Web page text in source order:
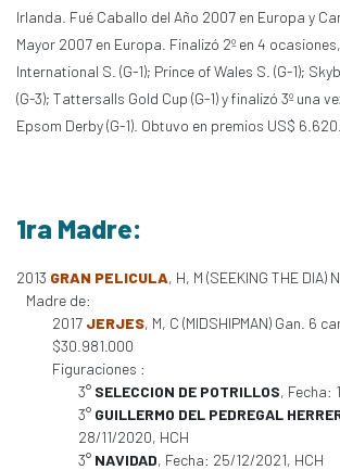
Irlanda. Fué Caballo del Año 2007 en Europa y
Mayor 2007 en Europa. Finalizó 2º en 4
International S. (G-1); Prince of Wales S. (G-1);
(G-3); Tattersalls Gold Cup (G-1) y finalizó 3º una
Epsom Derby (G-1). Obtuvo en premios US$
1ra Madre:
2013 GRAN PELICULA, H, M (SEEKING THE DIA)
Madre de:
2017 JERJES, M, C (MIDSHIPMAN) Gan. 6
$30.981.000
Figuraciones :
3° SELECCION DE POTRILLOS, Fecha:
3° GUILLERMO DEL PEDREGAL
28/11/2020, HCH
3° NAVIDAD, Fecha: 25/12/2021, HCH